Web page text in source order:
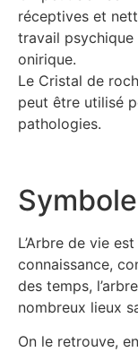
réceptives et
travail psychique
onirique.
Le Cristal de
peut être utilisé
pathologies.
L’Arbre de vie
connaissance,
des temps,
nombreux lieux
On le retrouve,